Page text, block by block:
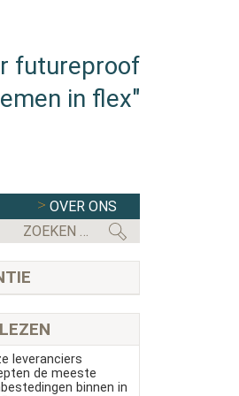
futureproof
in flex"
OVER ONS
leveranciers
de meeste
binnen in